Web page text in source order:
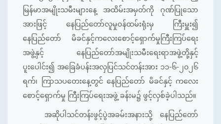
မြန်မာအမျိုးသမီးများနေ့ အထိမ်းအမှတ်ကို ဂုဏ်ပြုသော
အားဖြင့် နေပြည်တော်လူမှုဝန်ထမ်းရုံးမှ ကြီးမှူး၍
နေပြည်တော် မိခင်နှင့်ကလေးစောင့်ရှောက်မှုကြီးကြပ်ရေး
အဖွဲ့နှင့် နေပြည်တော်အမျိုးသမီးရေးရာအဖွဲ့တို့နှင့်
ပူးပေါင်း၍ အခြေခံပန်းအလှပြင်သင်တန်းအား ၁၁-၆-၂၀၂၆
ရက်၊ ကြာသပတေးနေ့တွင် နေပြည်တော် မိခင်နှင့် ကလေး
စောင့်ရှောက်မှု ကြီးကြပ်ရေးအဖွဲ့ ခန်းမ၌ ဖွင့်လှစ်ခဲ့ပါသည်။
အဆိုပါသင်တန်းဖွင့်ပွဲအခမ်းအနားသို့ နေပြည်တော်